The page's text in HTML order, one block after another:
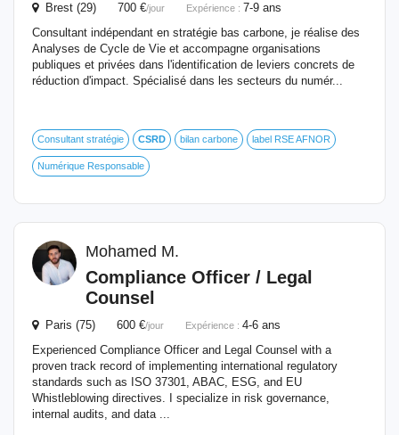
Brest (29) 700 €/jour Expérience : 7-9 ans
Consultant indépendant en stratégie bas carbone, je réalise des
Analyses de Cycle de Vie et accompagne organisations
publiques et privées dans l'identification de leviers concrets de
réduction d'impact. Spécialisé dans les secteurs du numér...
Consultant stratégie CSRD bilan carbone label RSE AFNOR
Numérique Responsable
Mohamed M.
Compliance Officer / Legal
Counsel
Paris (75) 600 €/jour Expérience : 4-6 ans
Experienced Compliance Officer and Legal Counsel with a
proven track record of implementing international regulatory
standards such as ISO 37301, ABAC, ESG, and EU
Whistleblowing directives. I specialize in risk governance,
internal audits, and data ...